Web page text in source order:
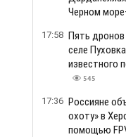
Черном
17:58 Пять дронов
селе
известного
545
17:36 Россияне
охоту» в
помощью